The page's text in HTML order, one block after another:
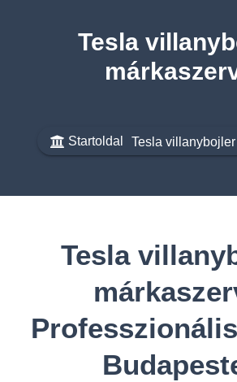
Tesla
Startoldal Tesla
Tesla